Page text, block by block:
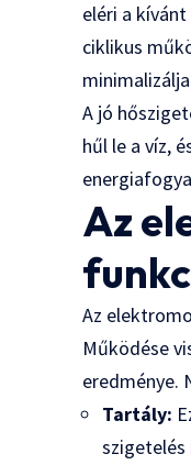
eléri a
ciklikus
A jó
hűl le a víz,
Az
Az
Működése
eredménye.
Tartály: